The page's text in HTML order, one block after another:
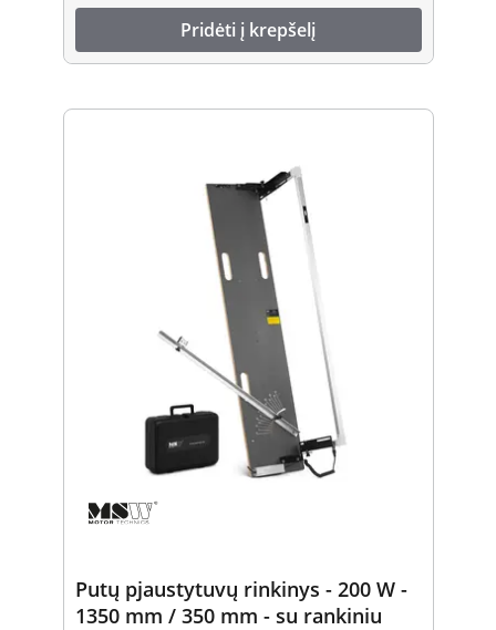
Pridėti į krepšelį
Putų pjaustytuvų rinkinys - 200 W -
1350 mm / 350 mm - su rankiniu